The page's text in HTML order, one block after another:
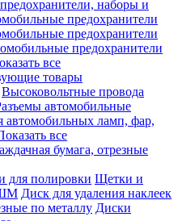
наборы и
предохранители
предохранители
предохранители
все
товары
Высоковольтные провода
автомобильные
автомобильных ламп, фар,
все
бумага, отрезные
полировки Щетки и
Диск для удаления наклеек
по металлу Диски